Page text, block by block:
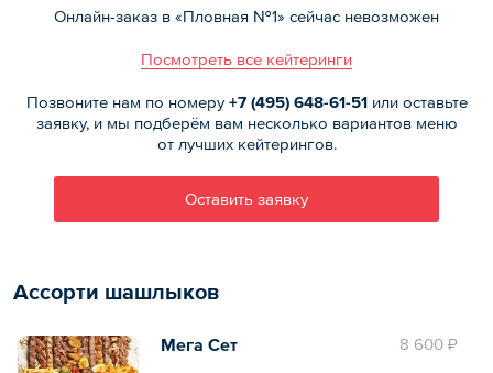
Онлайн-заказ в «Пловная №1» сейчас невозможен
Посмотреть все кейтеринги
Позвоните нам по номеру+7 (495) 648-61-51или оставьте
заявку, и мы подберём вам несколько вариантов меню
от лучших кейтерингов.
Оставить заявку
Ассорти шашлыков
8 600 ₽
Мега Сет